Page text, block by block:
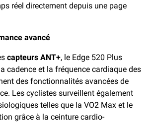
réel directement depuis une page
avancé
capteurs ANT+, le Edge 520 Plus
cadence et la fréquence cardiaque des
des fonctionnalités avancées de
Les cyclistes surveillent également
telles que la VO2 Max et le
grâce à la ceinture cardio-